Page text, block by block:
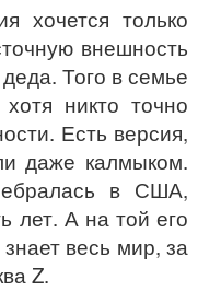
хочется только
внешность
Того в семье
никто точно
Есть версия,
даже калмыком.
в США,
лет. А на той его
весь мир, за
Z.